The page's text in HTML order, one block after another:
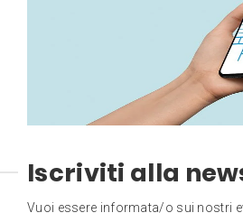
Iscriviti alla
Vuoi essere informata/o sui nostri